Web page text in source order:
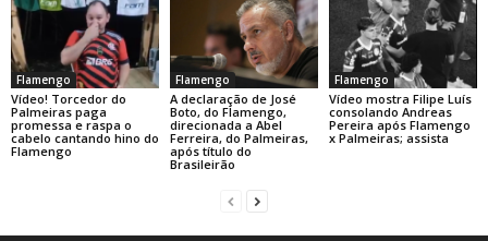
Flamengo
Vídeo! Torcedor do
Palmeiras paga
promessa e raspa o
cabelo cantando hino do
Flamengo
Flamengo
A declaração de José
Boto, do Flamengo,
direcionada a Abel
Ferreira, do Palmeiras,
após título do
Brasileirão
Flamengo
Vídeo mostra Filipe Luís
consolando Andreas
Pereira após Flamengo
x Palmeiras; assista